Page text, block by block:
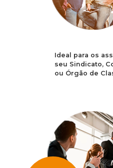
Ideal para os
seu Sindicato,
ou Órgão de